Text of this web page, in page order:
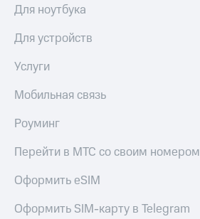
Для ноутбука
Для устройств
Услуги
Мобильная связь
Роуминг
Перейти в МТС со своим номером
Оформить eSIM
Оформить SIM-карту в Telegram